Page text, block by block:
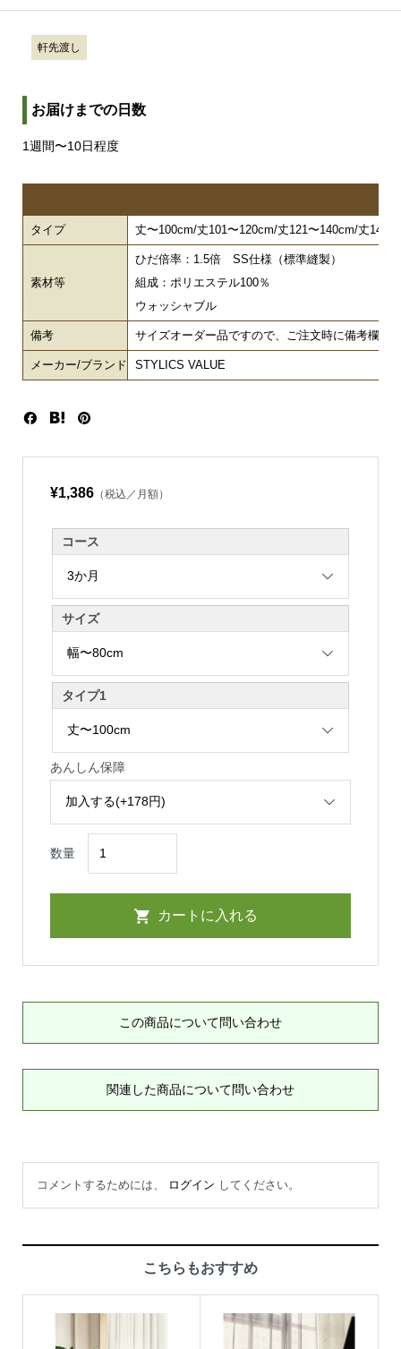
軒先渡し
お届けまでの日数
1週間〜10日程度
タイプ 丈〜100cm/丈101〜120cm/丈121〜140cm/丈141
素材等
ひだ倍率：1.5倍 SS仕様（標準縫製）
組成：ポリエステル100％
ウォッシャブル
備考 サイズオーダー品ですので、ご注文時に備考欄で
メーカー/ブランド STYLICS VALUE
¥1,386（税込／月額）
コース
サイズ
タイプ1
あんしん保障
数量
この商品について問い合わせ
関連した商品について問い合わせ
コメントするためには、 ログイン してください。
こちらもおすすめ